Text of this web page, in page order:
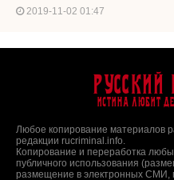
2019-11-02 01:47
Истина любит
Любое копирование материалов
редакции rucriminal.info.
Копирование и переработка
публичного использования
размещение в электронных СМИ,